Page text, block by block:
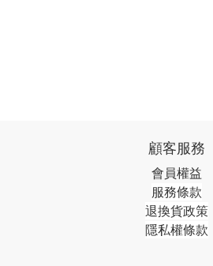
顧客服務
會員權益
服務條款
退換貨政策
隱私權條款